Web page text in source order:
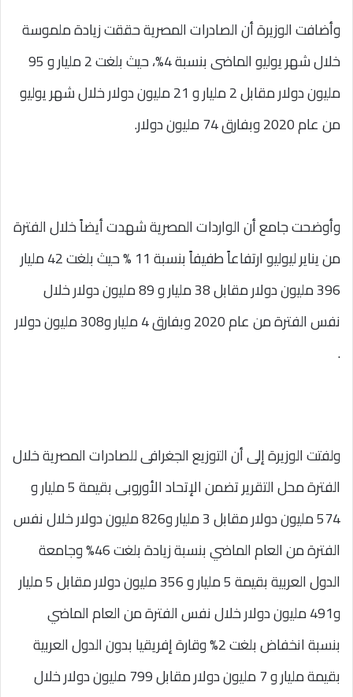
وأضافت الوزيرة أن الصادرات المصرية حققت زيادة ملموسة
خلال شهر يوليو الماضى بنسبة 4%، حيث بلغت 2 مليار و 95
مليون دولار مقابل 2 مليار و 21 مليون دولار خلال شهر يوليو
من عام 2020 وبفارق 74 مليون دولار.
وأوضحت جامع أن الواردات المصرية شهدت أيضاً خلال الفترة
من يناير ليوليو ارتفاعاً طفيفاً بنسبة 11 % حيث بلغت 42 مليار
396 مليون دولار مقابل 38 مليار و 89 مليون دولار خلال
نفس الفترة من عام 2020 وبفارق 4 مليار و308 مليون دولار
.
ولفتت الوزيرة إلى أن التوزيع الجغرافى للصادرات المصرية خلال
الفترة محل التقرير تضمن الإتحاد الأوروبى بقيمة 5 مليار و
574 مليون دولار مقابل 3 مليار و826 مليون دولار خلال نفس
الفترة من العام الماضي بنسبة زيادة بلغت 46% وجامعة
الدول العربية بقيمة 5 مليار و 356 مليون دولار مقابل 5 مليار
و491 مليون دولار خلال نفس الفترة من العام الماضي
بنسبة انخفاض بلغت 2% وقارة إفريقيا بدون الدول العربية
بقيمة مليار و 7 مليون دولار مقابل 799 مليون دولار خلال